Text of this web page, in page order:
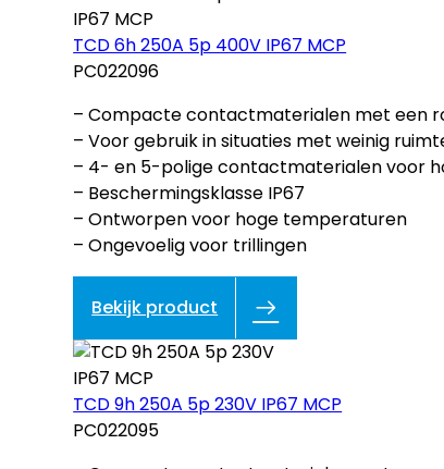
TCD 6h 250A 5p 400V IP67 MCP
PC022096
– Compacte contactmaterialen met een
– Voor gebruik in situaties met weinig
– 4- en 5-polige contactmaterialen voor
– Beschermingsklasse IP67
– Ontworpen voor hoge temperaturen
– Ongevoelig voor trillingen
Bekijk product
TCD 9h 250A 5p 230V IP67 MCP
PC022095